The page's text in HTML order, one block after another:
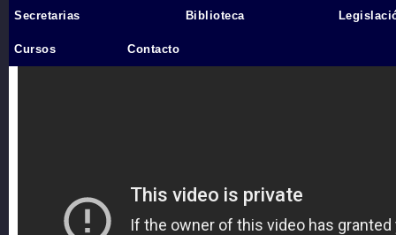
Inicio
Secretarias Biblioteca
Cursos Contacto